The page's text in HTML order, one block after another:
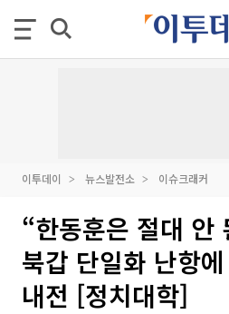
이투데이 뉴스발전소 이슈크래커
“한동훈은 절대
북갑 단일화 난항
내전 [정치대학]